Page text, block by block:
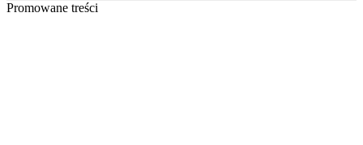
Promowane treści